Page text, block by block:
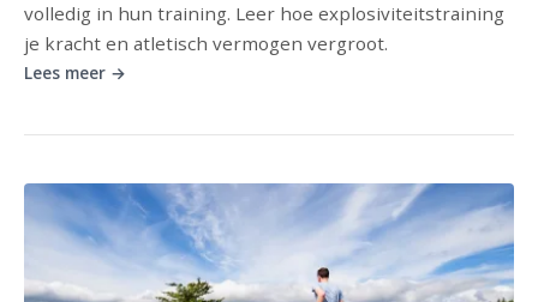
volledig in hun training. Leer hoe explosiviteitstraining
je kracht en atletisch vermogen vergroot.
Lees meer →